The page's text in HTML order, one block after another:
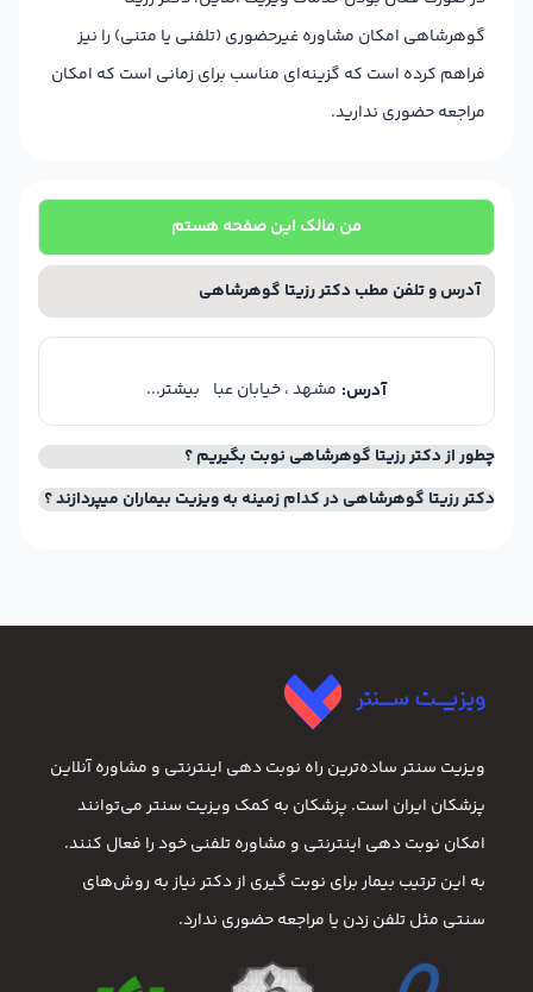
گوهرشاهی امکان مشاوره غیرحضوری (تلفنی یا متنی) را نیز
فراهم کرده است که گزینه‌ای مناسب برای زمانی است که امکان
مراجعه حضوری ندارید.
من مالک این صفحه هستم
آدرس و تلفن مطب دکتر رزیتا گوهرشاهی
آدرس: مشهد ، خیابان عبا بیشتر...
چطور از دکتر رزیتا گوهرشاهی نوبت بگیریم ؟
دکتر رزیتا گوهرشاهی در کدام زمینه به ویزیت بیماران میپردازند ؟
ویزیت سنتر ساده‌ترین راه نوبت‌ دهی اینترنتی و مشاوره آنلاین
پزشکان ایران است. پزشکان به کمک ویزیت سنتر می‌توانند
امکان نوبت دهی اینترنتی و مشاوره تلفنی خود را فعال کنند.
به این ترتیب بیمار برای نوبت گیری از دکتر نیاز به روش‌های
سنتی مثل تلفن زدن یا مراجعه حضوری ندارد.